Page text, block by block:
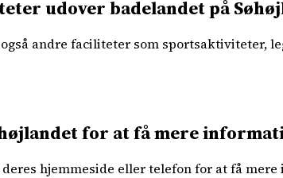
udover badelandet på
andre faciliteter som sportsaktiviteter,
for at få mere
hjemmeside eller telefon for at få